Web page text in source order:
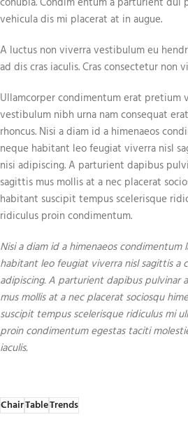
vehicula dis mi placerat at in augue.
A luctus non viverra vestibulum eu
ad dis cras iaculis. Cras consectetur non
Ullamcorper condimentum erat pretium
vestibulum nibh urna nam consequat
rhoncus. Nisi a diam id a himenaeos
neque habitant leo feugiat viverra nisl
nisi adipiscing. A parturient dapibus
sagittis mus mollis at a nec placerat
habitant suscipit tempus scelerisque
ridiculus proin condimentum.
Nisi a diam id a himenaeos
habitant leo feugiat viverra nisl sagittis a
adipiscing. A parturient dapibus pulvinar
mus mollis at a nec placerat sociosqu
suscipit tempus scelerisque ridiculus mi
proin condimentum egestas taciti
iaculis.
ChairTableTrends